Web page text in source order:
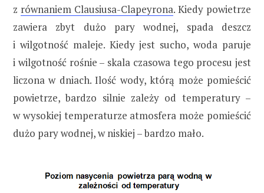
z równaniem Clausiusa-Clapeyrona. Kiedy powietrze
zawiera zbyt dużo pary wodnej, spada deszcz
i wilgotność maleje. Kiedy jest sucho, woda paruje
i wilgotność rośnie – skala czasowa tego procesu jest
liczona w dniach. Ilość wody, którą może pomieścić
powietrze, bardzo silnie zależy od temperatury –
w wysokiej temperaturze atmosfera może pomieścić
dużo pary wodnej, w niskiej – bardzo mało.